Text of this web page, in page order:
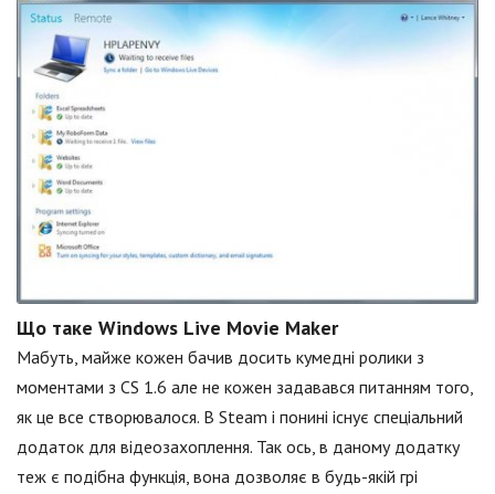
Що таке Windows Live Movie Maker
Мабуть, майже кожен бачив досить кумедні ролики з
моментами з CS 1.6 але не кожен задавався питанням того,
як це все створювалося. В Steam і понині існує спеціальний
додаток для відеозахоплення. Так ось, в даному додатку
теж є подібна функція, вона дозволяє в будь-якій грі